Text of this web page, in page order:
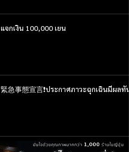
แจกเงิน 100,000 เยน
緊急事態宣言❗️ประกาศภาวะฉุกเฉินมีผลทัน